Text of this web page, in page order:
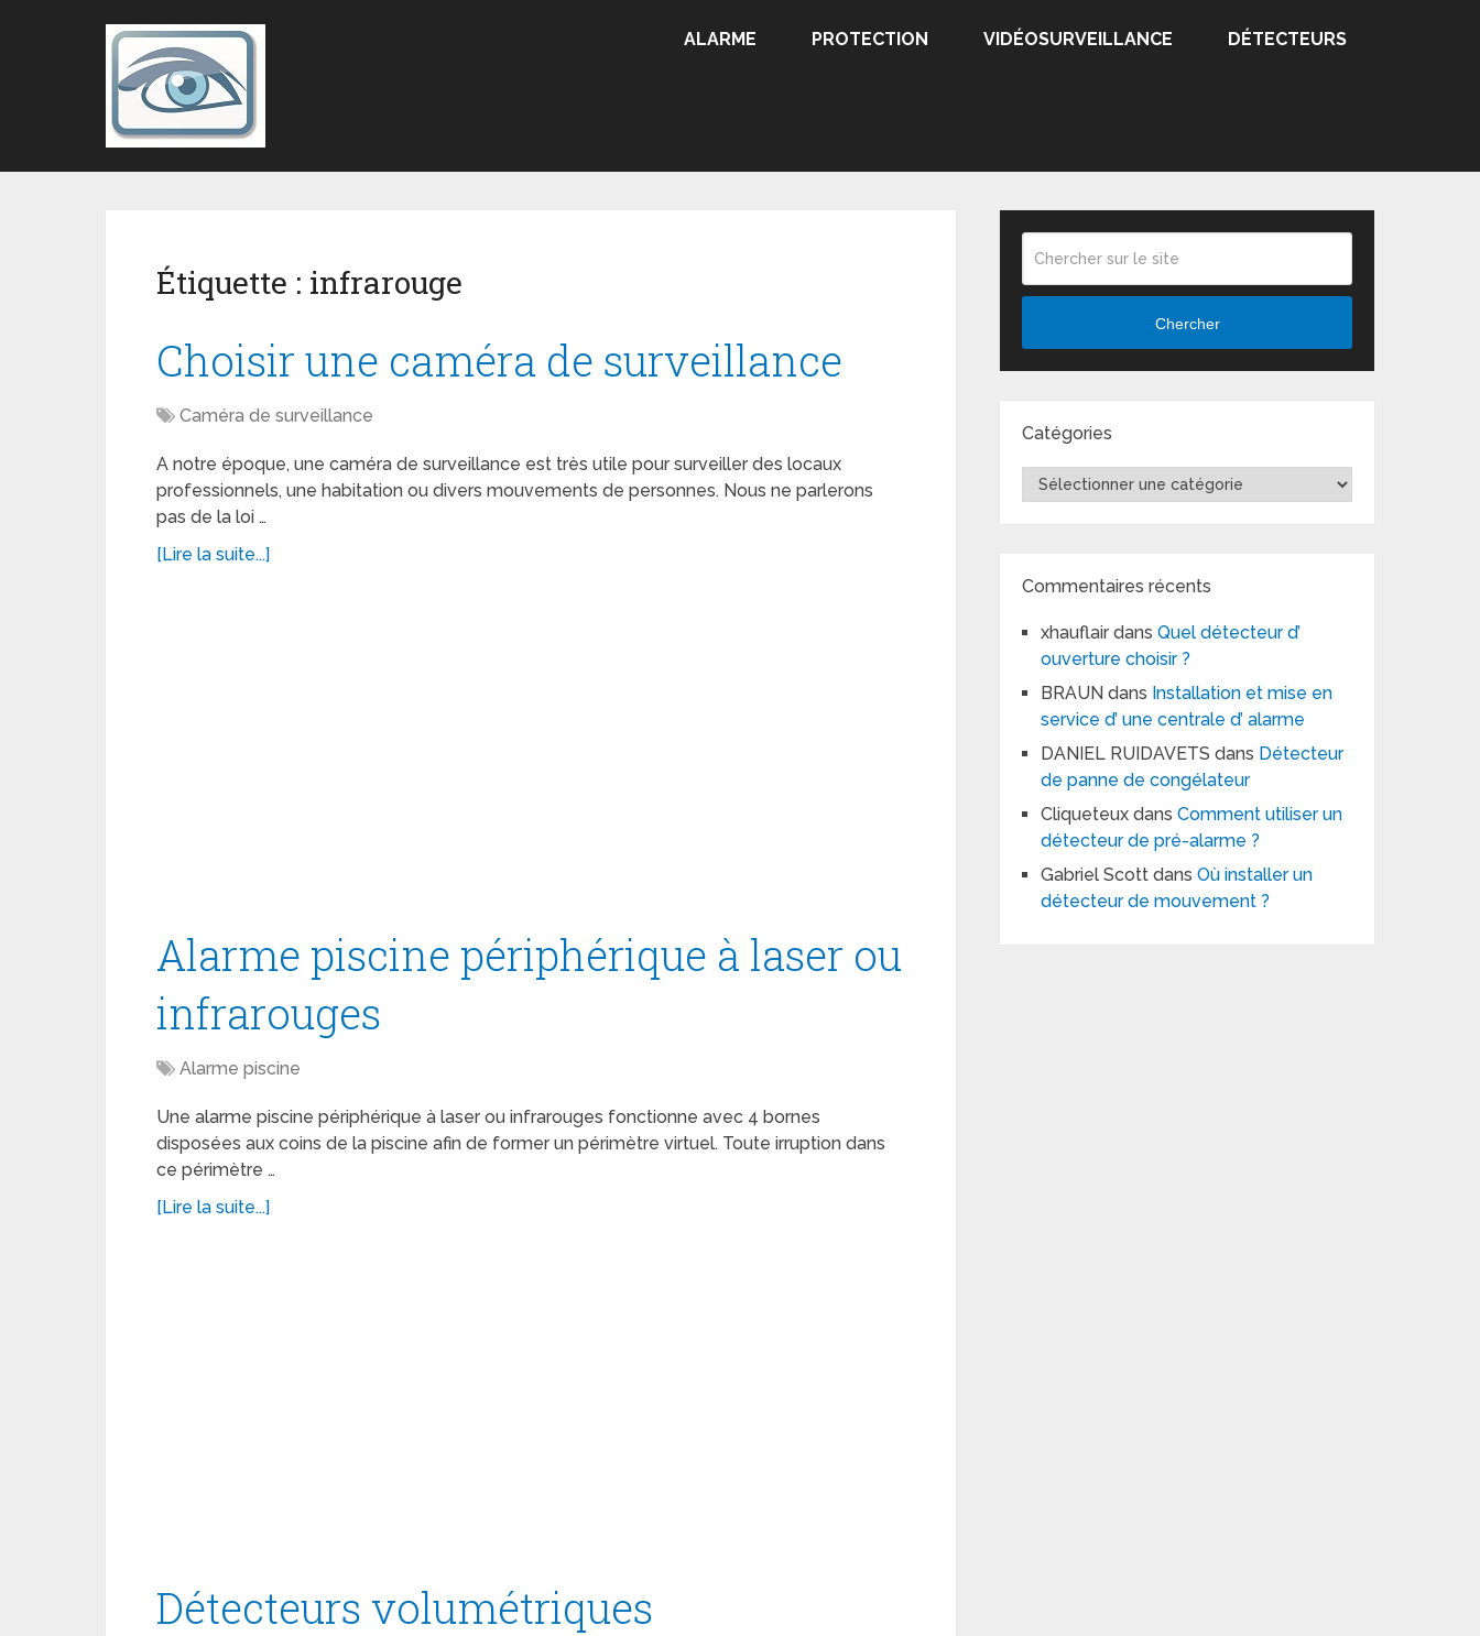
ALARME PROTECTION VIDÉOSURVEILLANCE DÉTECTEURS
Étiquette : infrarouge
Choisir une caméra de surveillance
Caméra de surveillance
A notre époque, une caméra de surveillance est très utile pour surveiller des locaux
professionnels, une habitation ou divers mouvements de personnes. Nous ne parlerons
pas de la loi …
[Lire la suite...]
Alarme piscine périphérique à laser ou
infrarouges
Alarme piscine
Une alarme piscine périphérique à laser ou infrarouges fonctionne avec 4 bornes
disposées aux coins de la piscine afin de former un périmètre virtuel. Toute irruption dans
ce périmètre …
[Lire la suite...]
Détecteurs volumétriques
Chercher
Catégories
Catégories
Commentaires récents
xhauflair dansQuel détecteur d’
ouverture choisir ?
BRAUN dans Installation et mise en
service d’ une centrale d’ alarme
DANIEL RUIDAVETS dans Détecteur
de panne de congélateur
Cliqueteux dansComment utiliser un
détecteur de pré-alarme ?
Gabriel Scott dansOù installer un
détecteur de mouvement ?